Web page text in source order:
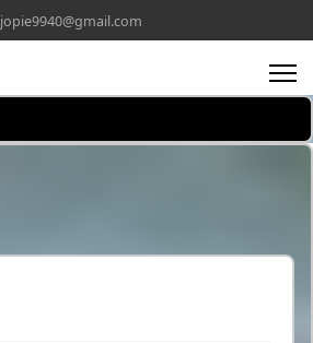
jopie9940@gmail.com